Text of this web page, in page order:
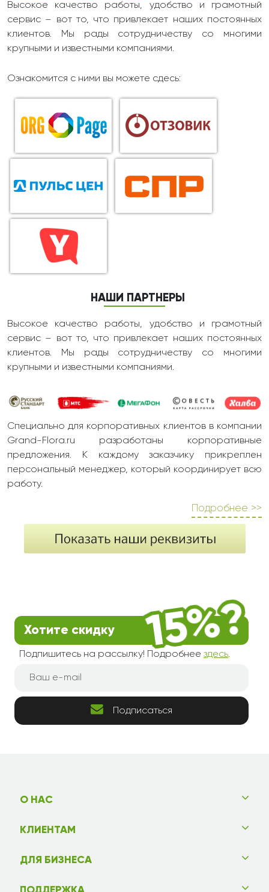
Высокое качество работы, удобство и грамотный
сервис – вот то, что привлекает наших постоянных
клиентов. Мы рады сотрудничеству со многими
крупными и известными компаниями.
Ознакомится с ними вы можете сдесь:
НАШИ ПАРТНЕРЫ
Высокое качество работы, удобство и грамотный
сервис – вот то, что привлекает наших постоянных
клиентов. Мы рады сотрудничеству со многими
крупными и известными компаниями.
Специально для корпоративных клиентов в компании
Grand-Flora.ru разработаны корпоративные
предложения. К каждому заказчику прикреплен
персональный менеджер, который координирует всю
работу.
Подробнее >>
Хотите скидку
Подпишитесь на рассылку! Подробнее здесь.
Подписаться
О НАС
КЛИЕНТАМ
ДЛЯ БИЗНЕСА